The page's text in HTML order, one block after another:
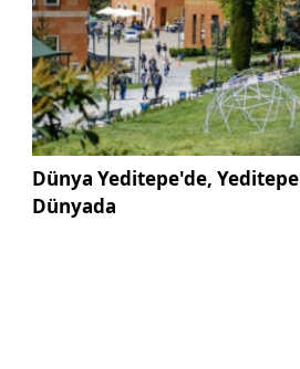
Dünya Yeditepe'de, Yeditepe
Dünyada